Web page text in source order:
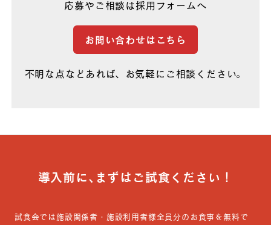
応募やご相談は採用フォームへ
お問い合わせはこちら
不明な点などあれば、お気軽にご相談ください。
導入前に､まずはご試食ください！
試食会では施設関係者・施設利用者様全員分のお食事を無料で